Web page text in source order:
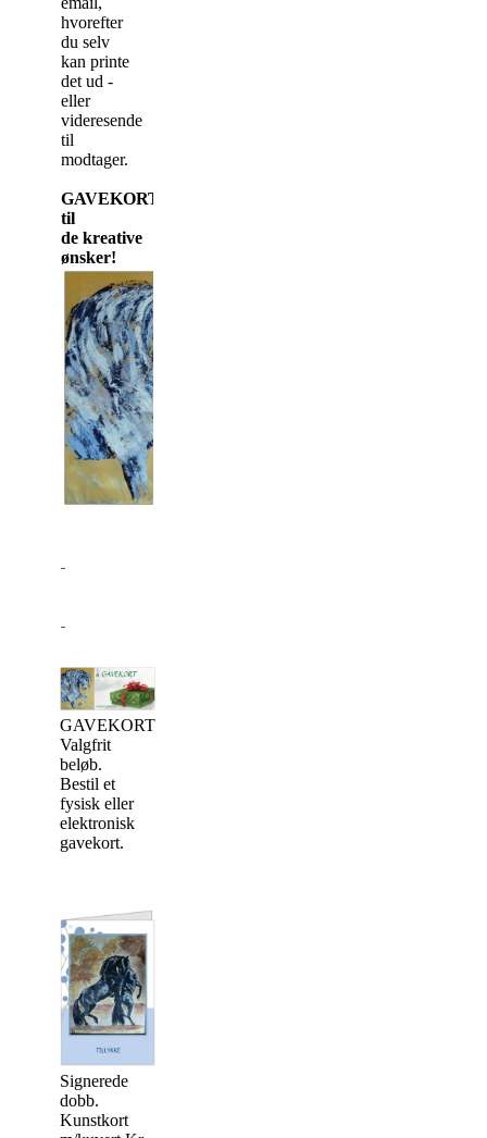
hvorefter
du selv
kan printe
det ud -
eller
videresende
til
modtager.
GAVEKORT
til
de kreative
ønsker!
GAVEKORT
Valgfrit
beløb.
Bestil et
fysisk eller
elektronisk
gavekort.
Signerede
dobb.
Kunstkort